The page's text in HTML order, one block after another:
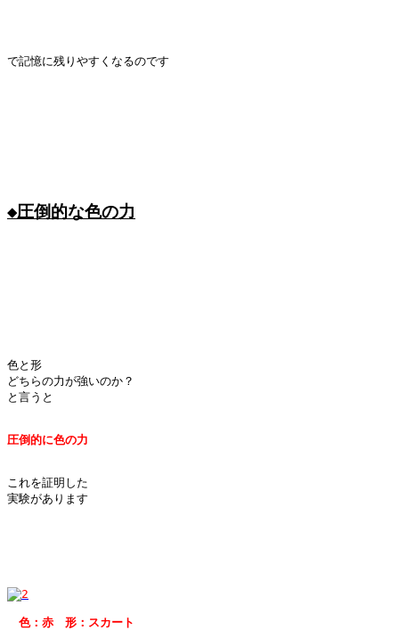
で記憶に残りやすくなるのです
◆圧倒的な色の力
色と形
どちらの力が強いのか？
と言うと
これを証明した
実験があります
色：赤　形：スカート